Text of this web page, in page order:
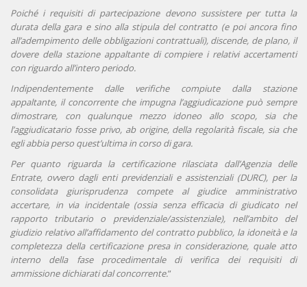
Poiché i requisiti di partecipazione devono sussistere per tutta la
durata della gara e sino alla stipula del contratto (e poi ancora fino
all’adempimento delle obbligazioni contrattuali), discende, de plano, il
dovere della stazione appaltante di compiere i relativi accertamenti
con riguardo all’intero periodo.
Indipendentemente dalle verifiche compiute dalla stazione
appaltante, il concorrente che impugna l’aggiudicazione può sempre
dimostrare, con qualunque mezzo idoneo allo scopo, sia che
l’aggiudicatario fosse privo, ab origine, della regolarità fiscale, sia che
egli abbia perso quest’ultima in corso di gara.
Per quanto riguarda la certificazione rilasciata dall’Agenzia delle
Entrate, ovvero dagli enti previdenziali e assistenziali (DURC), per la
consolidata giurisprudenza compete al giudice amministrativo
accertare, in via incidentale (ossia senza efficacia di giudicato nel
rapporto tributario o previdenziale/assistenziale), nell’ambito del
giudizio relativo all’affidamento del contratto pubblico, la idoneità e la
completezza della certificazione presa in considerazione, quale atto
interno della fase procedimentale di verifica dei requisiti di
ammissione dichiarati dal concorrente.”